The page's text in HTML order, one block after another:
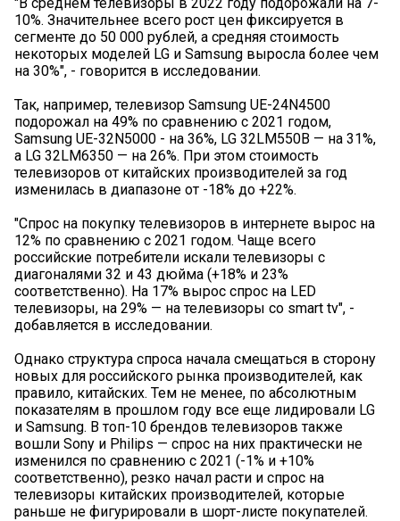
10%. Значительнее всего рост цен фиксируется в
сегменте до 50 000 рублей, а средняя стоимость
некоторых моделей LG и Samsung выросла более чем
на 30%", - говорится в исследовании.
Так, например, телевизор Samsung UE-24N4500
подорожал на 49% по сравнению с 2021 годом,
Samsung UE-32N5000 - на 36%, LG 32LM550B — на 31%,
а LG 32LM6350 — на 26%. При этом стоимость
телевизоров от китайских производителей за год
изменилась в диапазоне от -18% до +22%.
"Спрос на покупку телевизоров в интернете вырос на
12% по сравнению с 2021 годом. Чаще всего
российские потребители искали телевизоры с
диагоналями 32 и 43 дюйма (+18% и 23%
соответственно). На 17% вырос спрос на LED
телевизоры, на 29% — на телевизоры со smart tv", -
добавляется в исследовании.
Однако структура спроса начала смещаться в сторону
новых для российского рынка производителей, как
правило, китайских. Тем не менее, по абсолютным
показателям в прошлом году все еще лидировали LG
и Samsung. В топ-10 брендов телевизоров также
вошли Sony и Philips — спрос на них практически не
изменился по сравнению с 2021 (-1% и +10%
соответственно), резко начал расти и спрос на
телевизоры китайских производителей, которые
раньше не фигурировали в шорт-листе покупателей.